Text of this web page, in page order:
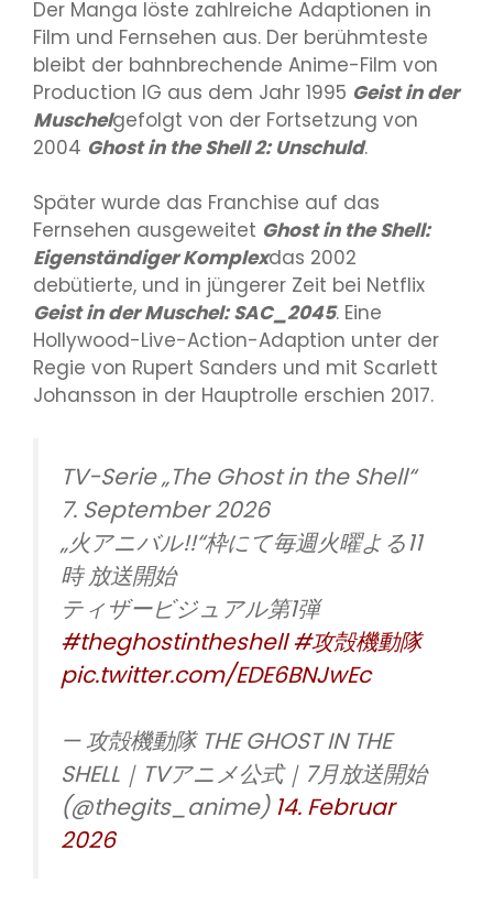
Der Manga löste zahlreiche Adaptionen in
Film und Fernsehen aus. Der berühmteste
bleibt der bahnbrechende Anime-Film von
Production IG aus dem Jahr 1995 Geist in der
Muschelgefolgt von der Fortsetzung von
2004 Ghost in the Shell 2: Unschuld.
Später wurde das Franchise auf das
Fernsehen ausgeweitet Ghost in the Shell:
Eigenständiger Komplexdas 2002
debütierte, und in jüngerer Zeit bei Netflix
Geist in der Muschel: SAC_2045. Eine
Hollywood-Live-Action-Adaption unter der
Regie von Rupert Sanders und mit Scarlett
Johansson in der Hauptrolle erschien 2017.
TV-Serie „The Ghost in the Shell“
7. September 2026
„火アニバル!!“枠にて毎週火曜よる11
時 放送開始
ティザービジュアル第1弾
#theghostintheshell #攻殻機動隊
pic.twitter.com/EDE6BNJwEc
— 攻殻機動隊 THE GHOST IN THE
SHELL｜TVアニメ公式｜7月放送開始
(@thegits_anime) 14. Februar
2026